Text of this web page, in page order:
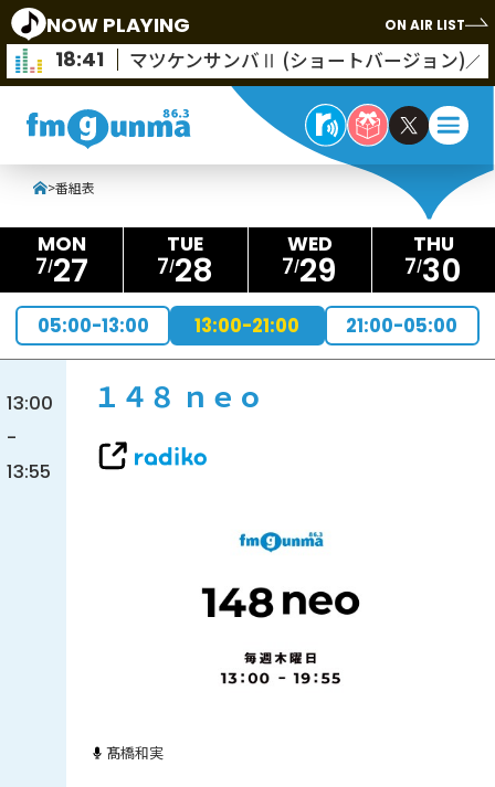
NOW PLAYING ON AIR LIST
18:41 マツケンサンバⅡ (ショートバージョン)／
>番組表
7 27 7 28 7 29 7 30
05:00-13:00 13:00-21:00 21:00-05:00
13:00
-
13:55
１４８ ｎｅｏ
髙橋和実